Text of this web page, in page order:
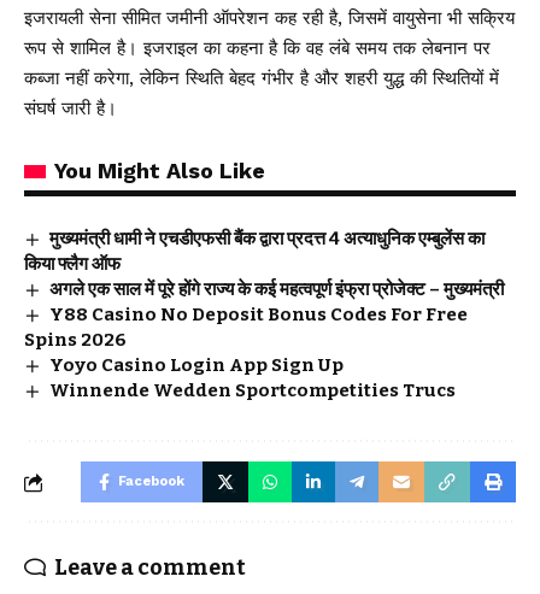
इजरायली सेना सीमित जमीनी ऑपरेशन कह रही है, जिसमें वायुसेना भी सक्रिय
रूप से शामिल है। इजराइल का कहना है कि वह लंबे समय तक लेबनान पर
कब्जा नहीं करेगा, लेकिन स्थिति बेहद गंभीर है और शहरी युद्ध की स्थितियों में
संघर्ष जारी है।
You Might Also Like
मुख्यमंत्री धामी ने एचडीएफसी बैंक द्वारा प्रदत्त 4 अत्याधुनिक एम्बुलेंस का
किया फ्लैग ऑफ
अगले एक साल में पूरे होंगे राज्य के कई महत्वपूर्ण इंफ्रा प्रोजेक्ट – मुख्यमंत्री
Y88 Casino No Deposit Bonus Codes For Free
Spins 2026
Yoyo Casino Login App Sign Up
Winnende Wedden Sportcompetities Trucs
Facebook
Leave a comment